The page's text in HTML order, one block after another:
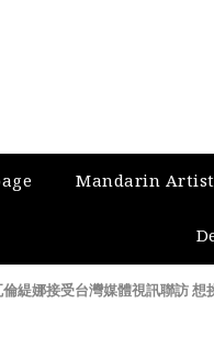
Mandarin
緹娜接受台灣媒體視訊聯訪 想